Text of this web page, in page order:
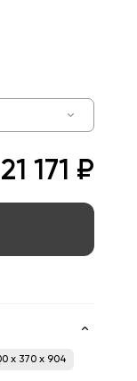
21 171 ₽
x 370 x 904